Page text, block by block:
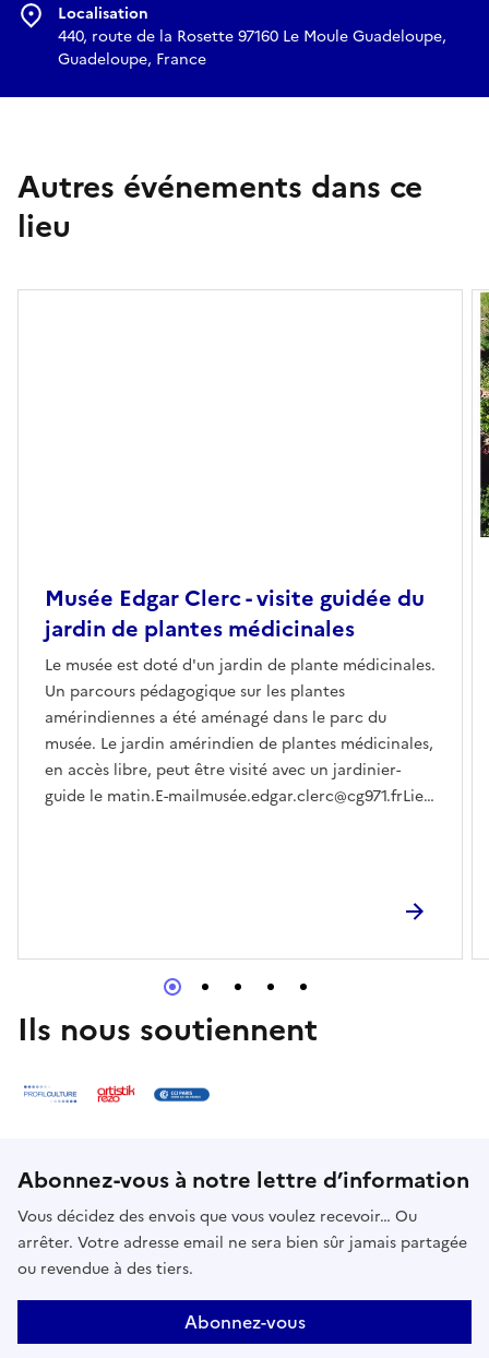
Localisation
440, route de la Rosette 97160 Le Moule Guadeloupe,
Guadeloupe, France
Autres événements dans ce
lieu
Musée Edgar Clerc - visite guidée du
jardin de plantes médicinales
Le musée est doté d'un jardin de plante médicinales.
Un parcours pédagogique sur les plantes
amérindiennes a été aménagé dans le parc du
musée. Le jardin amérindien de plantes médicinales,
en accès libre, peut être visité avec un jardinier-
guide le matin.E-mailmusée.edgar.clerc@cg971.frLien
Ils nous soutiennent
Abonnez-vous à notre lettre d’information
Vous décidez des envois que vous voulez recevoir… Ou
arrêter. Votre adresse email ne sera bien sûr jamais partagée
ou revendue à des tiers.
Abonnez-vous